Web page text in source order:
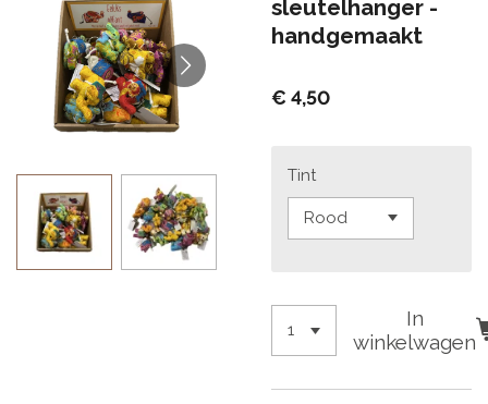
sleutelhanger -
handgemaakt
€ 4,50
Tint
In
winkelwagen